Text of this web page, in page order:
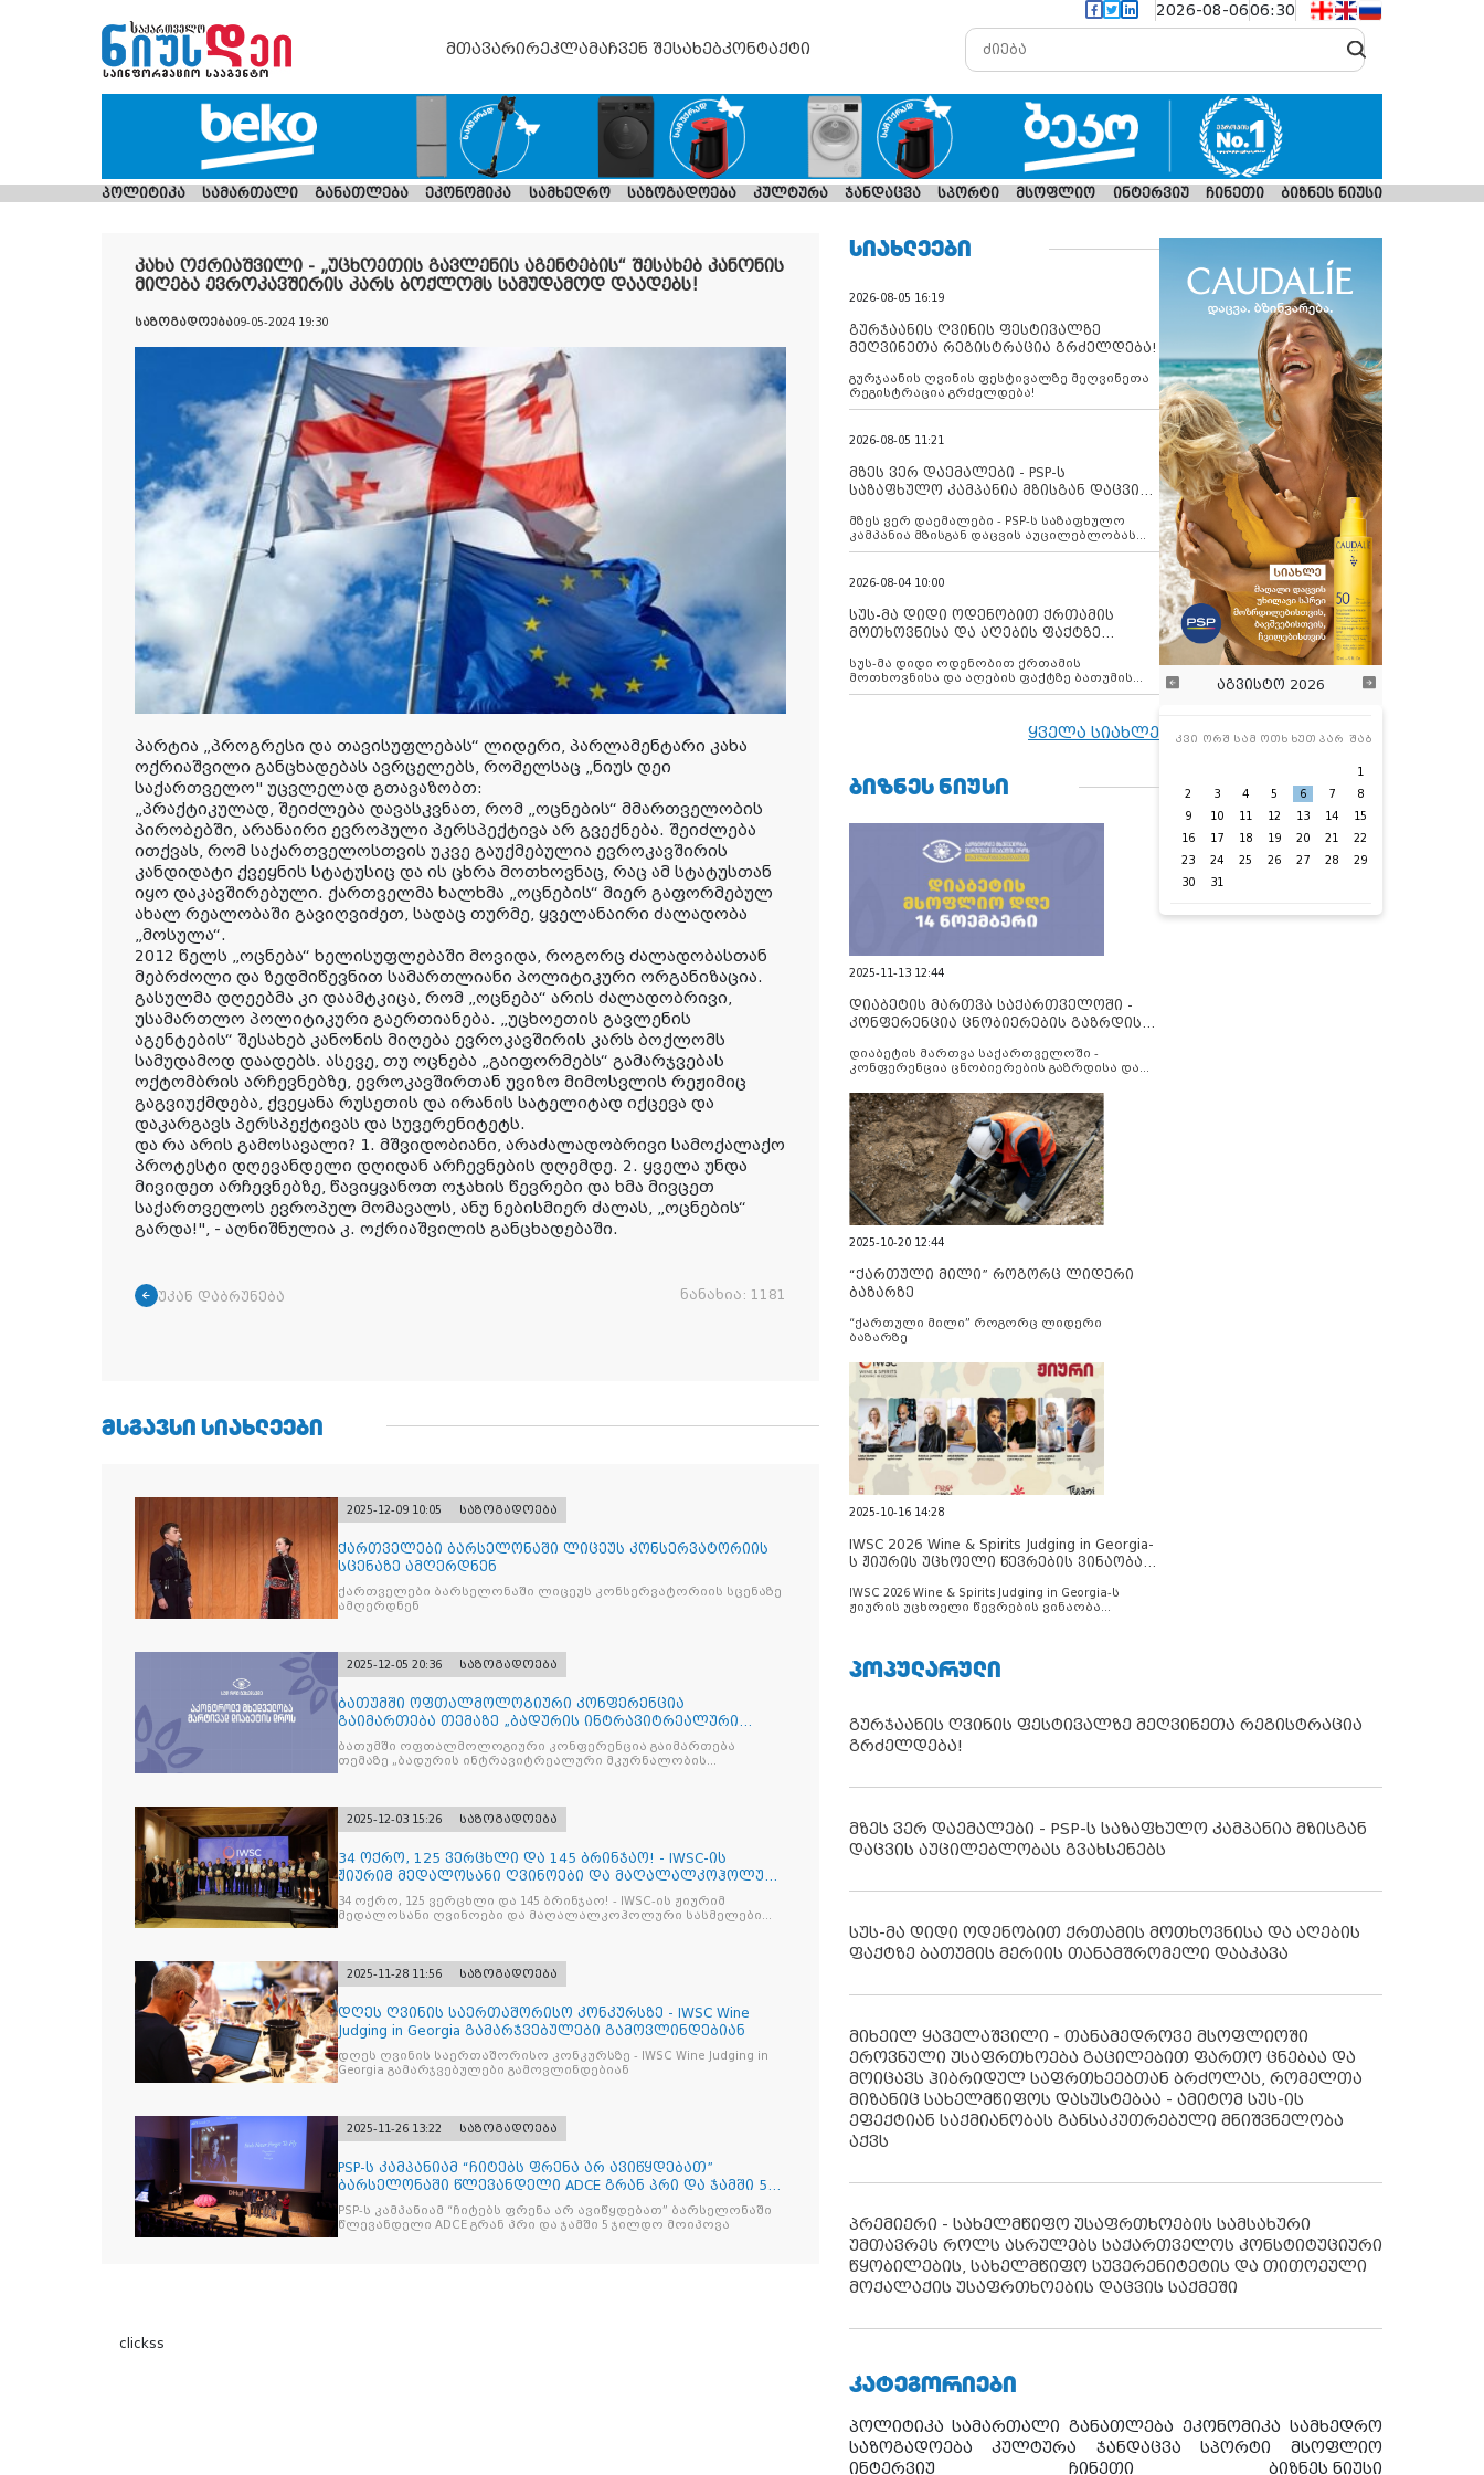
2026-08-0606:30
მთავარირეკლამაჩვენ შესახებკონტაქტი
პოლიტიკა სამართალი განათლება ეკონომიკა სამხედრო საზოგადოება კულტურა ჯანდაცვა სპორტი მსოფლიო ინტერვიუ ჩინეთი ბიზნეს ნიუსი
კახა ოქრიაშვილი - „უცხოეთის გავლენის აგენტების“ შესახებ კანონის
მიღება ევროკავშირის კარს ბოქლომს სამუდამოდ დაადებს!
საზოგადოება09-05-2024 19:30
პარტია „პროგრესი და თავისუფლებას“ ლიდერი, პარლამენტარი კახა
ოქრიაშვილი განცხადებას ავრცელებს, რომელსაც „ნიუს დეი
საქართველო" უცვლელად გთავაზობთ:
პრაქტიკულად, შეიძლება დავასკვნათ, რომ „ოცნების“ მმართველობის
პირობებში, არანაირი ევროპული პერსპექტივა არ გვექნება. შეიძლება
ითქვას, რომ საქართველოსთვის უკვე გაუქმებულია ევროკავშირის
კანდიდატი ქვეყნის სტატუსიც და ის ცხრა მოთხოვნაც, რაც ამ სტატუსთან
იყო დაკავშირებული. ქართველმა ხალხმა „ოცნების“ მიერ გაფორმებულ
ახალ რეალობაში გავიღვიძეთ, სადაც თურმე, ყველანაირი ძალადობა
„მოსულა“.
2012 წელს „ოცნება“ ხელისუფლებაში მოვიდა, როგორც ძალადობასთან
მებრძოლი და ზედმიწევნით სამართლიანი პოლიტიკური ორგანიზაცია.
გასულმა დღეებმა კი დაამტკიცა, რომ „ოცნება“ არის ძალადობრივი,
უსამართლო პოლიტიკური გაერთიანება. „უცხოეთის გავლენის
აგენტების“ შესახებ კანონის მიღება ევროკავშირის კარს ბოქლომს
სამუდამოდ დაადებს. ასევე, თუ ოცნება „გაიფორმებს“ გამარჯვებას
ოქტომბრის არჩევნებზე, ევროკავშირთან უვიზო მიმოსვლის რეჟიმიც
გაგვიუქმდება, ქვეყანა რუსეთის და ირანის სატელიტად იქცევა და
დაკარგავს პერსპექტივას და სუვერენიტეტს.
და რა არის გამოსავალი? 1. მშვიდობიანი, არაძალადობრივი სამოქალაქო
პროტესტი დღევანდელი დღიდან არჩევნების დღემდე. 2. ყველა უნდა
მივიდეთ არჩევნებზე, წავიყვანოთ ოჯახის წევრები და ხმა მივცეთ
საქართველოს ევროპულ მომავალს, ანუ ნებისმიერ ძალას, „ოცნების“
გარდა!", - აღნიშნულია კ. ოქრიაშვილის განცხადებაში.
უკან დაბრუნება ნანახია: 1181
ᲛᲡᲒᲐᲕᲡᲘ ᲡᲘᲐᲮᲚᲔᲔᲑᲘ
2025-12-09 10:05 საზოგადოება
ქართველები ბარსელონაში ლიცეუს კონსერვატორიის
სცენაზე ამღერდნენ
ქართველები ბარსელონაში ლიცეუს კონსერვატორიის სცენაზე
ამღერდნენ
2025-12-05 20:36 საზოგადოება
ბათუმში ოფთალმოლოგიური კონფერენცია
გაიმართება თემაზე „ბადურის ინტრავიტრეალური
მკურნალობის ოპტიმიზაცი
ბათუმში ოფთალმოლოგიური კონფერენცია გაიმართება
თემაზე „ბადურის ინტრავიტრეალური მკურნალობის
2025-12-03 15:26 საზოგადოება
34 ოქრო, 125 ვერცხლი და 145 ბრინჯაო! - IWSC-ის
ჟიურიმ მედალოსანი ღვინოები და მაღალალკოჰოლური
სასმელე
34 ოქრო, 125 ვერცხლი და 145 ბრინჯაო! - IWSC-ის ჟიურიმ
მედალოსანი ღვინოები და მაღალალკოჰოლური სასმელები
2025-11-28 11:56 საზოგადოება
დღეს ღვინის საერთაშორისო კონკურსზე - IWSC Wine
Judging in Georgia გამარჯვებულები გამოვლინდებიან
დღეს ღვინის საერთაშორისო კონკურსზე - IWSC Wine Judging in
Georgia გამარჯვებულები გამოვლინდებიან
2025-11-26 13:22 საზოგადოება
PSP-ს კამპანიამ “ჩიტებს ფრენა არ ავიწყდებათ”
ბარსელონაში წლევანდელი ADCE გრან პრი და ჯამში 5
ჯილდო მ
PSP-ს კამპანიამ “ჩიტებს ფრენა არ ავიწყდებათ” ბარსელონაში
წლევანდელი ADCE გრან პრი და ჯამში 5 ჯილდო მოიპოვა
clickss
ᲡᲘᲐᲮᲚᲔᲔᲑᲘ
2026-08-05 16:19
გურჯაანის ღვინის ფესტივალზე
მეღვინეთა რეგისტრაცია გრძელდება!
გურჯაანის ღვინის ფესტივალზე მეღვინეთა
რეგისტრაცია გრძელდება!
2026-08-05 11:21
მზეს ვერ დაემალები - PSP-ს
საზაფხულო კამპანია მზისგან დაცვის
მზეს ვერ დაემალები - PSP-ს საზაფხულო
კამპანია მზისგან დაცვის აუცილებლობას
გვახსენებს
2026-08-04 10:00
სუს-მა დიდი ოდენობით ქრთამის
მოთხოვნისა და აღების ფაქტზე
დააკავა
სუს-მა დიდი ოდენობით ქრთამის
მოთხოვნისა და აღების ფაქტზე ბათუმის
მერიის თანამშრომელი დააკავა
ყველა სიახლე
ᲑᲘᲖᲜᲔᲡ ᲜᲘᲣᲡᲘ
2025-11-13 12:44
დიაბეტის მართვა საქართველოში -
კონფერენცია ცნობიერების გაზრდისა
დიაბეტის მართვა საქართველოში -
კონფერენცია ცნობიერების გაზრდისა და
2025-10-20 12:44
“ქართული მილი” როგორც ლიდერი
ბაზარზე
“ქართული მილი” როგორც ლიდერი
ბაზარზე
2025-10-16 14:28
IWSC 2026 Wine & Spirits Judging in Georgia-
ს ჟიურის უცხოელი წევრების ვინაობა
IWSC 2026 Wine & Spirits Judging in Georgia-ს
ჟიურის უცხოელი წევრების ვინაობა
აგვისტო 2026
კვი ორშ სამ ოთხ ხუთ პარ შაბ
1
2
3 4 5 6 7
8
9
10 11 12 13 14
15
16
17 18 19 20 21
22
23
24 25 26 27 28
29
30
31
ᲞᲝᲞᲣᲚᲐᲠᲣᲚᲘ
გურჯაანის ღვინის ფესტივალზე მეღვინეთა რეგისტრაცია
გრძელდება!
მზეს ვერ დაემალები - PSP-ს საზაფხულო კამპანია მზისგან
დაცვის აუცილებლობას გვახსენებს
სუს-მა დიდი ოდენობით ქრთამის მოთხოვნისა და აღების
ფაქტზე ბათუმის მერიის თანამშრომელი დააკავა
მიხეილ ყაველაშვილი - თანამედროვე მსოფლიოში
ეროვნული უსაფრთხოება გაცილებით ფართო ცნებაა და
მოიცავს ჰიბრიდულ საფრთხეებთან ბრძოლას, რომელთა
მიზანიც სახელმწიფოს დასუსტებაა - ამიტომ სუს-ის
ეფექტიან საქმიანობას განსაკუთრებული მნიშვნელობა
აქვს
პრემიერი - სახელმწიფო უსაფრთხოების სამსახური
უმთავრეს როლს ასრულებს საქართველოს კონსტიტუციური
წყობილების, სახელმწიფო სუვერენიტეტის და თითოეული
მოქალაქის უსაფრთხოების დაცვის საქმეში
ᲙᲐᲢᲔᲒᲝᲠᲘᲔᲑᲘ
პოლიტიკა სამართალი განათლება ეკონომიკა სამხედრო
საზოგადოება
კულტურა ჯანდაცვა სპორტი
მსოფლიო
ინტერვიუ
ჩინეთი ბიზნეს ნიუსი